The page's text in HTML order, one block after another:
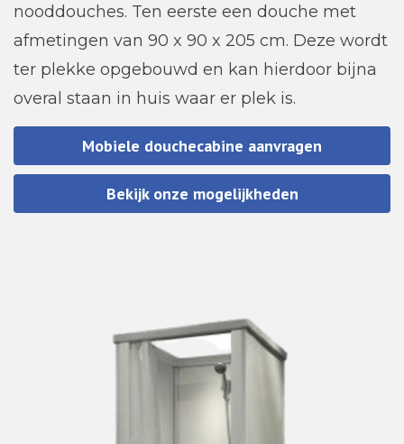
nooddouches. Ten eerste een douche met
afmetingen van 90 x 90 x 205 cm. Deze wordt
ter plekke opgebouwd en kan hierdoor bijna
overal staan in huis waar er plek is.
Mobiele douchecabine aanvragen
Bekijk onze mogelijkheden